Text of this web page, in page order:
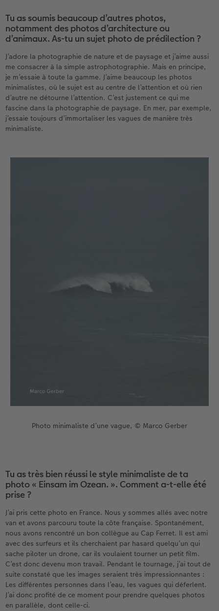
Tu as soumis beaucoup d’autres photos,
notamment des photos d’architecture ou
d’animaux. As-tu un sujet photo de prédilection ?
J’adore la photographie de nature et de paysage et j’aime aussi
me consacrer à la simple astrophotographie. Mais en principe,
je m’essaie à toute la gamme. J’aime beaucoup les photos
minimalistes, où le sujet est au centre de l’attention et où rien
d’autre ne détourne l’attention. C’est justement ce qui me
fascine dans la photographie de paysage. En mer, par exemple,
j’essaie toujours d’immortaliser les vagues de manière très
minimaliste.
Photo minimaliste d’une vague, © Marco Gerber
Tu as très bien réussi le style minimaliste de ta
photo « Einsam im Ozean. ». Comment a-t-elle été
prise ?
J’ai pris cette photo en France. Nous y sommes allés avec notre
van et avons parcouru toute la côte française. Spontanément,
nous avons rencontré un bon collègue au Cap Ferret. Il est ami
avec des surfeurs et ils cherchaient par hasard quelqu’un qui
sache piloter un drone, car ils voulaient tourner un petit film.
C’est donc devenu mon travail. Pendant le tournage, j’ai tout de
suite constaté que les images seraient très impressionnantes :
Les différentes personnes dans l’eau, les vagues qui déferlent.
J’ai donc profité de ce moment pour prendre quelques photos
en parallèle, dont celle-ci.